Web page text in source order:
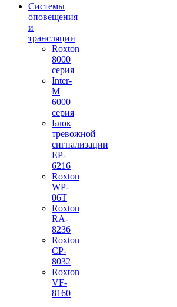
Системы
оповещения
и
трансляции
Roxton
8000
серия
Inter-
M
6000
серия
Блок
тревожной
сигнализации
EP-
6216
Roxton
WP-
06T
Roxton
RA-
8236
Roxton
CP-
8032
Roxton
VF-
8160